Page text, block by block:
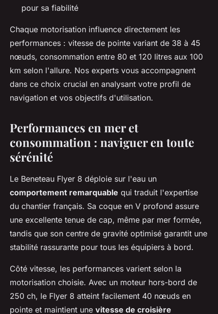
pour sa fiabilité
Chaque motorisation influence directement les
performances : vitesse de pointe variant de 38 à 45
nœuds, consommation entre 80 et 120 litres aux 100
km selon l'allure. Nos experts vous accompagnent
dans ce choix crucial en analysant votre profil de
navigation et vos objectifs d'utilisation.
Performances en mer et
consommation : naviguer en toute
sérénité
Le Beneteau Flyer 8 déploie sur l'eau un
comportement remarquable qui traduit l'expertise
du chantier français. Sa coque en V profond assure
une excellente tenue de cap, même par mer formée,
tandis que son centre de gravité optimisé garantit une
stabilité rassurante pour tous les équipiers à bord.
Côté vitesse, les performances varient selon la
motorisation choisie. Avec un moteur hors-bord de
250 ch, le Flyer 8 atteint facilement 40 nœuds en
pointe et maintient une vitesse de croisière